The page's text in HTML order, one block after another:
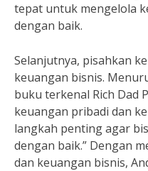
tepat untuk mengelola
dengan baik.
Selanjutnya, pisahkan
keuangan bisnis.
buku terkenal Rich Dad
keuangan pribadi dan
langkah penting agar
dengan baik.” Dengan
dan keuangan bisnis,